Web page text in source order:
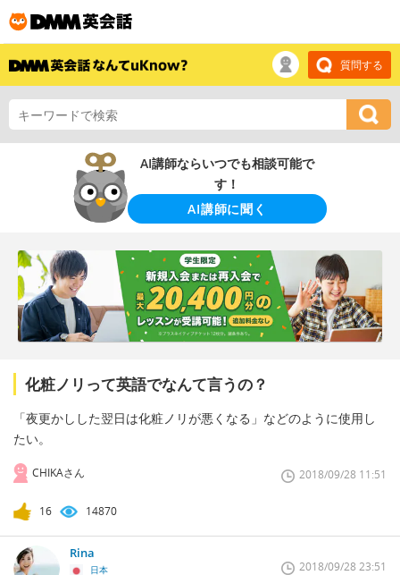
質問する
AI講師ならいつでも相談可能で
す！
AI講師に聞く
化粧ノリって英語でなんて言うの？
「夜更かしした翌日は化粧ノリが悪くなる」などのように使用し
たい。
CHIKAさん 2018/09/28 11:51
16 14870
Rina
日本 2018/09/28 23:51